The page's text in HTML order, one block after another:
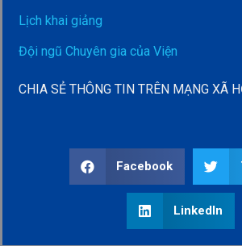
Lịch khai giảng
Đội ngũ Chuyên gia của Viện
CHIA SẺ THÔNG TIN TRÊN MẠNG XÃ
Facebook
LinkedIn